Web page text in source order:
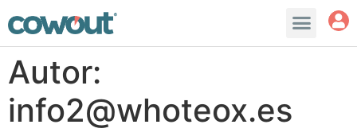
Autor:
info2@whoteox.es